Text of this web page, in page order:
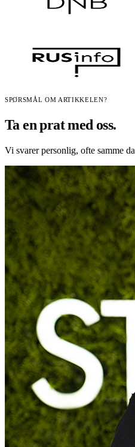
SPØRSMÅL OM ARTIKKELEN?
Ta en prat med oss.
Vi svarer personlig, ofte samme